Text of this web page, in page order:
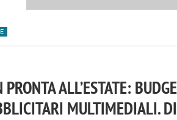
ALL’ESTATE:
MULTIMEDIALI.